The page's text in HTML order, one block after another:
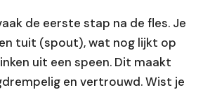
de eerste stap na de fles. Je
tuit (spout), wat nog lijkt op
uit een speen. Dit maakt
en vertrouwd. Wist je